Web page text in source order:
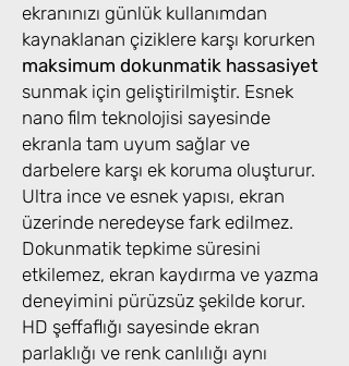
ekranınızı günlük kullanımdan
kaynaklanan çiziklere karşı korurken
maksimum dokunmatik hassasiyet
sunmak için geliştirilmiştir. Esnek
nano film teknolojisi sayesinde
ekranla tam uyum sağlar ve
darbelere karşı ek koruma oluşturur.
Ultra ince ve esnek yapısı, ekran
üzerinde neredeyse fark edilmez.
Dokunmatik tepkime süresini
etkilemez, ekran kaydırma ve yazma
deneyimini pürüzsüz şekilde korur.
HD şeffaflığı sayesinde ekran
parlaklığı ve renk canlılığı aynı